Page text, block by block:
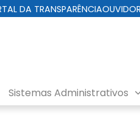
DA TRANSPARÊNCIA
Sistemas Administrativos